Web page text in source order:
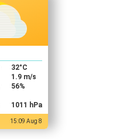
32°C
1.9 m/s
56%
1011 hPa
15:09 Aug 8